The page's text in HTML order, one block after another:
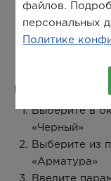
Выберите в
«Черный»
Выберите из
«Арматура»
Введите
файлов.
персональных
Политике